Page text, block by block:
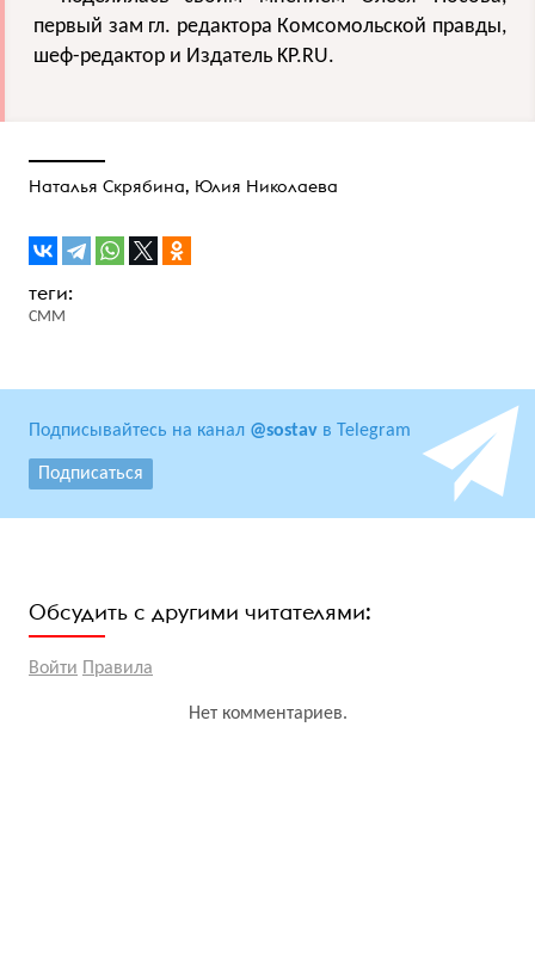
первый зам гл. редактора Комсомольской правды,
шеф-редактор и Издатель KP.RU.
Наталья Скрябина, Юлия Николаева
СММ
Подписывайтесь на канал @sostav в Telegram
Подписаться
Обсудить с другими читателями:
Войти Правила
Нет комментариев.